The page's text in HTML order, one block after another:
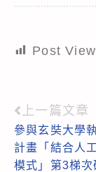
Post
Read
more
articles
上一篇文章
參與玄奘大學
計畫「結合人
模式」第3梯次